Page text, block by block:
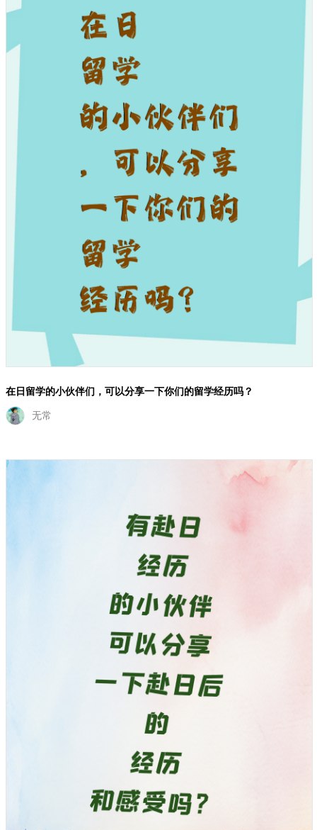
在日留学的小伙伴们，可以分享一下你们的留学经历吗？
无常